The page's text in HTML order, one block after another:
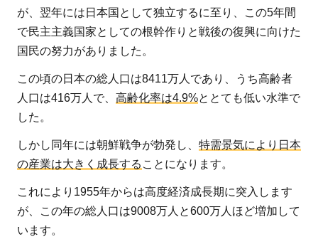
1970
年か
ら
年
1.3
年か
ら
年
2
高
が、翌年には日本国として独立するに至り、この5年間
で民主主義国家としての根幹作りと戦後の復興に向けた
国民の努力がありました。
この頃の日本の総人口は8411万人であり、うち高齢者
人口は416万人で、 高齢化率は4.9%ととても低い水準で
した。
しかし同年には朝鮮戦争が勃発し、 特需景気により日本
の産業は大きく成長する ことになります。
これにより1955年からは高度経済成長期に突入します
が、この年の総人口は9008万人と600万人ほど増加して
います。